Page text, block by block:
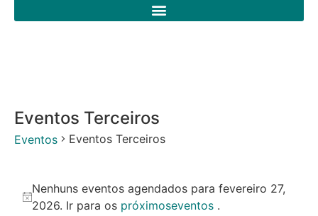
Eventos Terceiros
Eventos Eventos Terceiros
Notice
Nenhuns eventos agendados para fevereiro 27,
2026. Ir para os próximoseventos .